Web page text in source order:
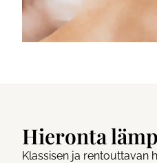
Hieronta
Klassisen ja rentouttavan